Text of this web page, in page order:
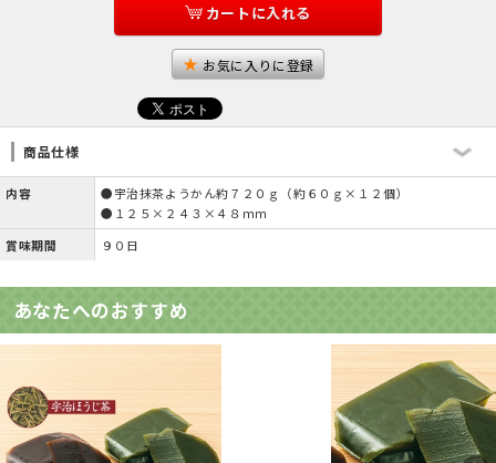
カートに入れる
お気に入りに登録
商品仕様
内容
●宇治抹茶ようかん約７２０ｇ（約６０ｇ×１２個）
●１２５×２４３×４８ｍｍ
賞味期間
９０日
あなたへのおすすめ